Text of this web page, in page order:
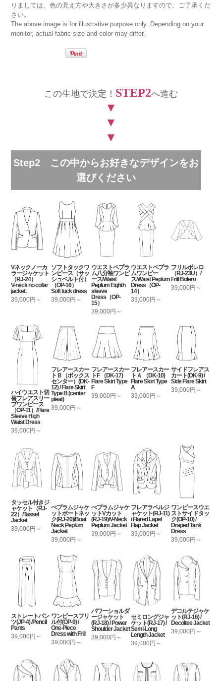
りましては、色の見え方や大きさが多少異なりますので、ご了承くだ
さい。
The above image is for illustrative purpose only. Depending on your
monitor, actual fabric size and color may differ.
この生地で決定！ STEP2へ進む
▼
▼
▼
Step2 この中からお好きなデザインをお
選びください
Vネックノーカ
ラージャケット
（RJ-24）
V-neck no collar
jacket.
39,000円～
ソフトタックワ
ンピース（サッ
シュベルト付）
（OP-16）
Soft tuck dress
39,000円～
ウエストペプラ
ム八分袖ワンピ
ース/Waist
Peplum Eighth
sleeve
Dress（OP-
15）
39,000円～
ウエストペプラ
ムワンピー
ス/Waist Peplum
Dress（OP-
14）
39,000円～
フリルボレロ
（RJ-23U）/
Frill Bolero
39,000円～
ハイウエスト切
替フレアスリー
ブワンピース
（OP-11）/Flare
Sleeve High
Waist Dress
39,000円～
フレアースカー
トＢ（ボックス
センター）(DK-
12) / Flare Skirt
Type B (center
pleat)
39,000円～
フレアースカー
トF （DK-17)
Flare Skirt Type
F
39,000円～
フレアースカー
トＡ （DK-10)
Flare Skirt Type
A
39,000円～
サイドフレアス
カート(DK-9) /
Side Flare Skirt
39,000円～
タッセル付きジ
ャケット（RJ-
22）/Tassel
Jacket
39,000円～
ぺプラムジャケ
ットボートネッ
ク(RJ-20)/Boat
Neck Peplum
Jacket
39,000円～
ぺプラムジャケ
ットVカット
(RJ-19)/V-Neck
Peplum Jacket
39,000円～
フレアラペルジ
ャケット(RJ-11)
/ Flared Lapel
Flap Jacket
39,000円～
ワンピースウエ
ストサイドタッ
ク(OP-10) /
Draped Tank
Dress
39,000円～
ストレートパン
ツ(JP-4) /Pencil
Pants
39,000円～
ワンピースフリ
ル付(OP-9) /
One-Piece
Dress with Frill
39,000円～
パワーショルダ
ージャケット
(RJ-18) / Power
Shoulder Jacket
39,000円～
セミロングジャ
ケット(RJ-17) /
Semi-Long
Length Jacket
39,000円～
デコルテジャケ
ット(RJ-16) /
Decoltee Jacket
39,000円～